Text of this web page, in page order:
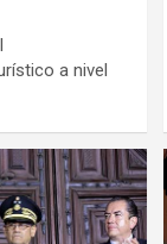
a nivel